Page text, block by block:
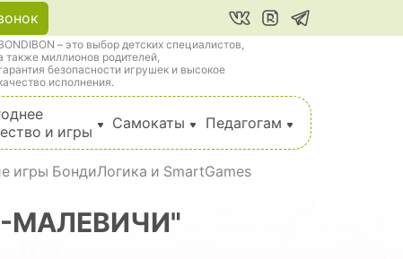
– это выбор детских специалистов,
также миллионов родителей,
безопасности игрушек и высокое
исполнения.
и игры
Самокаты Педагогам
игры БондиЛогика и SmartGames
МАЛЕВИЧИ"